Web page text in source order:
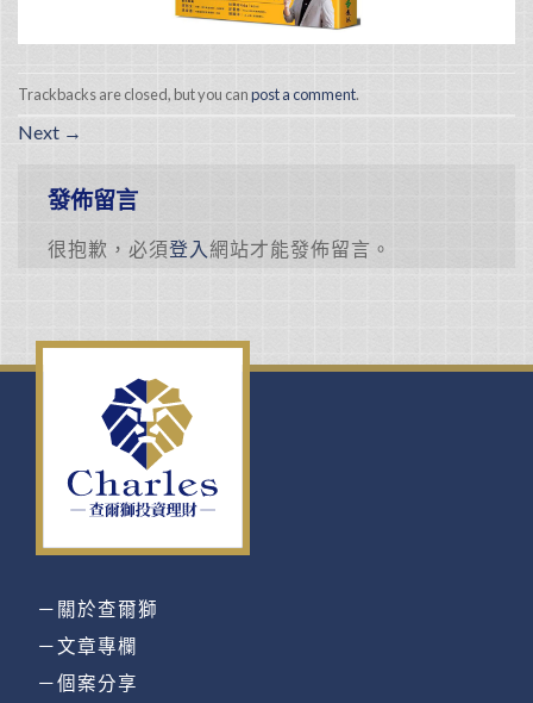
Trackbacks are closed, but you canpost a comment.
Next →
發佈留言
很抱歉，必須登入 網站才能發佈留言。
－關於查爾獅
－文章專欄
－個案分享